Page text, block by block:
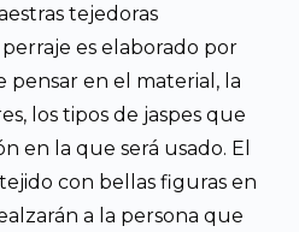
tejedoras
es elaborado por
pensar en el material, la
los tipos de jaspes que
en la que será usado. El
con bellas figuras en
a la persona que